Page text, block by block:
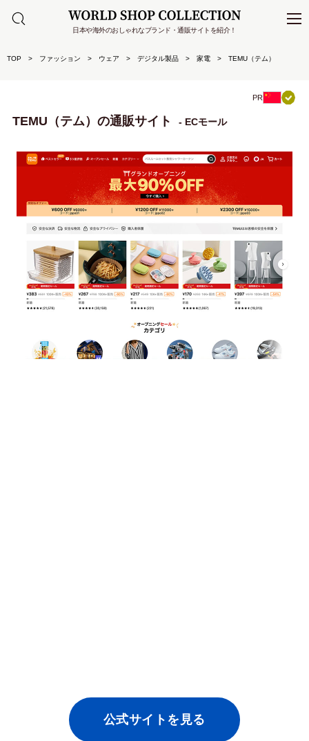
日本や海外のおしゃれなブランド・通販サイトを紹介！
TOP ファッション ウェア デジタル製品 家電 TEMU（テム）
TEMU（テム）の通販サイト - ECモール
PR
公式サイトを見る